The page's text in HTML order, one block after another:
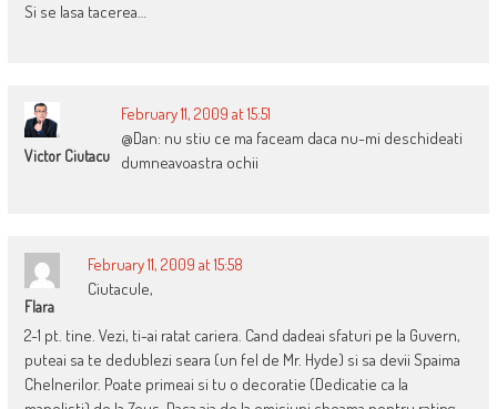
Si se lasa tacerea…
Victor Ciutacu
February 11, 2009 at 15:51
@Dan: nu stiu ce ma faceam daca nu-mi deschideati
dumneavoastra ochii
FIara
February 11, 2009 at 15:58
Ciutacule,
2-1 pt. tine. Vezi, ti-ai ratat cariera. Cand dadeai sfaturi pe la Guvern,
puteai sa te dedublezi seara (un fel de Mr. Hyde) si sa devii Spaima
Chelnerilor. Poate primeai si tu o decoratie (Dedicatie ca la